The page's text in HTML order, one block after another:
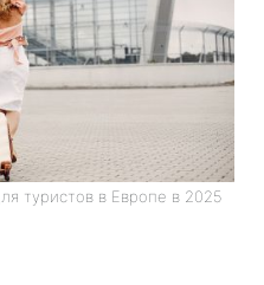
туристов в Европе в 2025